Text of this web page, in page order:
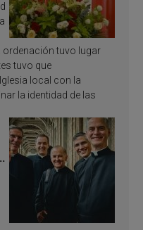
ordenación tuvo lugar
tuvo que
local con la
la identidad de las